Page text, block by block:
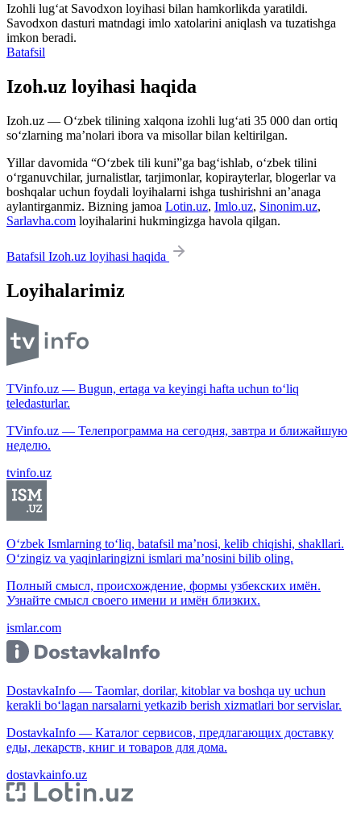
Izohli lugʻat Savodxon loyihasi bilan hamkorlikda yaratildi.
Savodxon dasturi matndagi imlo xatolarini aniqlash va tuzatishga
imkon beradi.
Batafsil
Izoh.uz loyihasi haqida
Izoh.uz — O‘zbek tilining xalqona izohli lug‘ati 35 000 dan ortiq
so‘zlarning ma’nolari ibora va misollar bilan keltirilgan.
Yillar davomida “O‘zbek tili kuni”ga bag‘ishlab, o‘zbek tilini
o‘rganuvchilar, jurnalistlar, tarjimonlar, kopirayterlar, blogerlar va
boshqalar uchun foydali loyihalarni ishga tushirishni an’anaga
aylantirganmiz. Bizning jamoa Lotin.uz, Imlo.uz, Sinonim.uz,
Sarlavha.com loyihalarini hukmingizga havola qilgan.
Batafsil Izoh.uz loyihasi haqida
Loyihalarimiz
TVinfo.uz — Bugun, ertaga va keyingi hafta uchun to‘liq
teledasturlar.
TVinfo.uz — Телепрограмма на сегодня, завтра и ближайшую
неделю.
tvinfo.uz
O‘zbek Ismlarning to‘liq, batafsil ma’nosi, kelib chiqishi, shakllari.
O‘zingiz va yaqinlaringizni ismlari ma’nosini bilib oling.
Полный смысл, происхождение, формы узбекских имён.
Узнайте смысл своего имени и имён близких.
ismlar.com
DostavkaInfo — Taomlar, dorilar, kitoblar va boshqa uy uchun
kerakli bo‘lagan narsalarni yetkazib berish xizmatlari bor servislar.
DostavkaInfo — Каталог сервисов, предлагающих доставку
еды, лекарств, книг и товаров для дома.
dostavkainfo.uz